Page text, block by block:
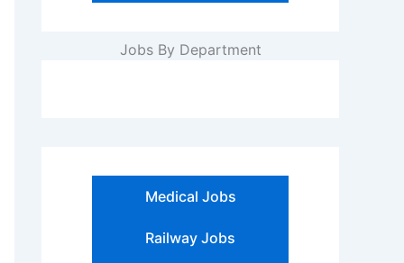
Jobs By Department
Medical Jobs
Railway Jobs